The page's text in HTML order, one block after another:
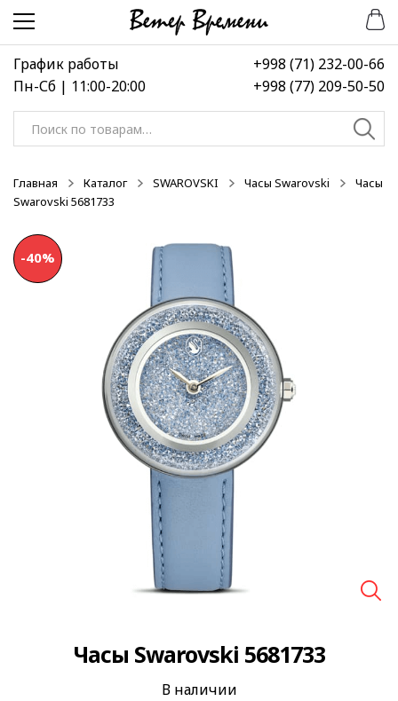
Перейти
навигации
Перейти
содержимому
График работы
Пн-Сб | 11:00-20:00
+998 (71) 232-00-66
+998 (77) 209-50-50
Искать:
Главная Каталог SWAROVSKI Часы Swarovski
Часы
Swarovski 5681733
-40%
Часы Swarovski 5681733
В наличии
-40%